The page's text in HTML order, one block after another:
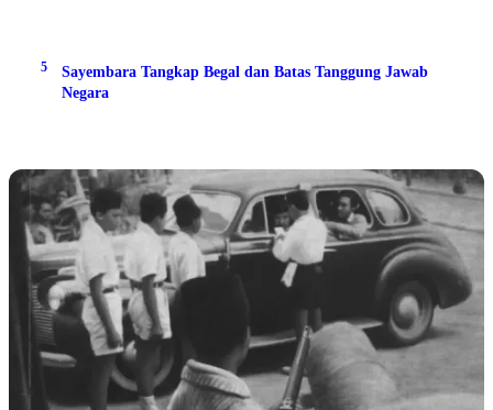
5
Sayembara Tangkap Begal dan Batas Tanggung Jawab
Negara